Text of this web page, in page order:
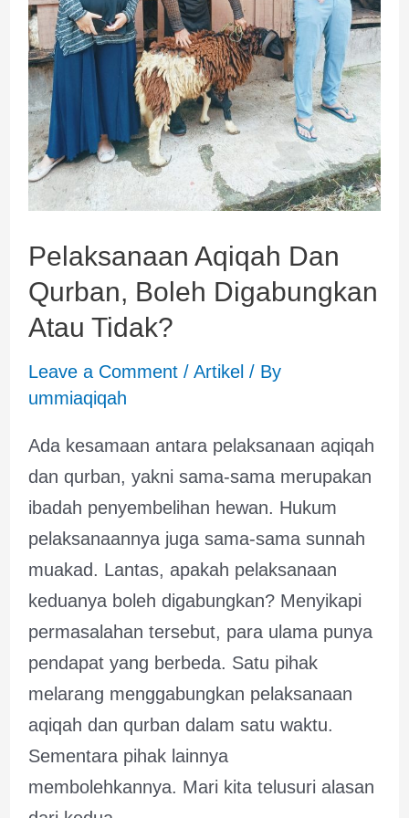
Pelaksanaan Aqiqah Dan
Qurban, Boleh Digabungkan
Atau Tidak?
Leave a Comment / Artikel/ By
ummiaqiqah
Ada kesamaan antara pelaksanaan aqiqah
dan qurban, yakni sama-sama merupakan
ibadah penyembelihan hewan. Hukum
pelaksanaannya juga sama-sama sunnah
muakad. Lantas, apakah pelaksanaan
keduanya boleh digabungkan? Menyikapi
permasalahan tersebut, para ulama punya
pendapat yang berbeda. Satu pihak
melarang menggabungkan pelaksanaan
aqiqah dan qurban dalam satu waktu.
Sementara pihak lainnya
membolehkannya. Mari kita telusuri alasan